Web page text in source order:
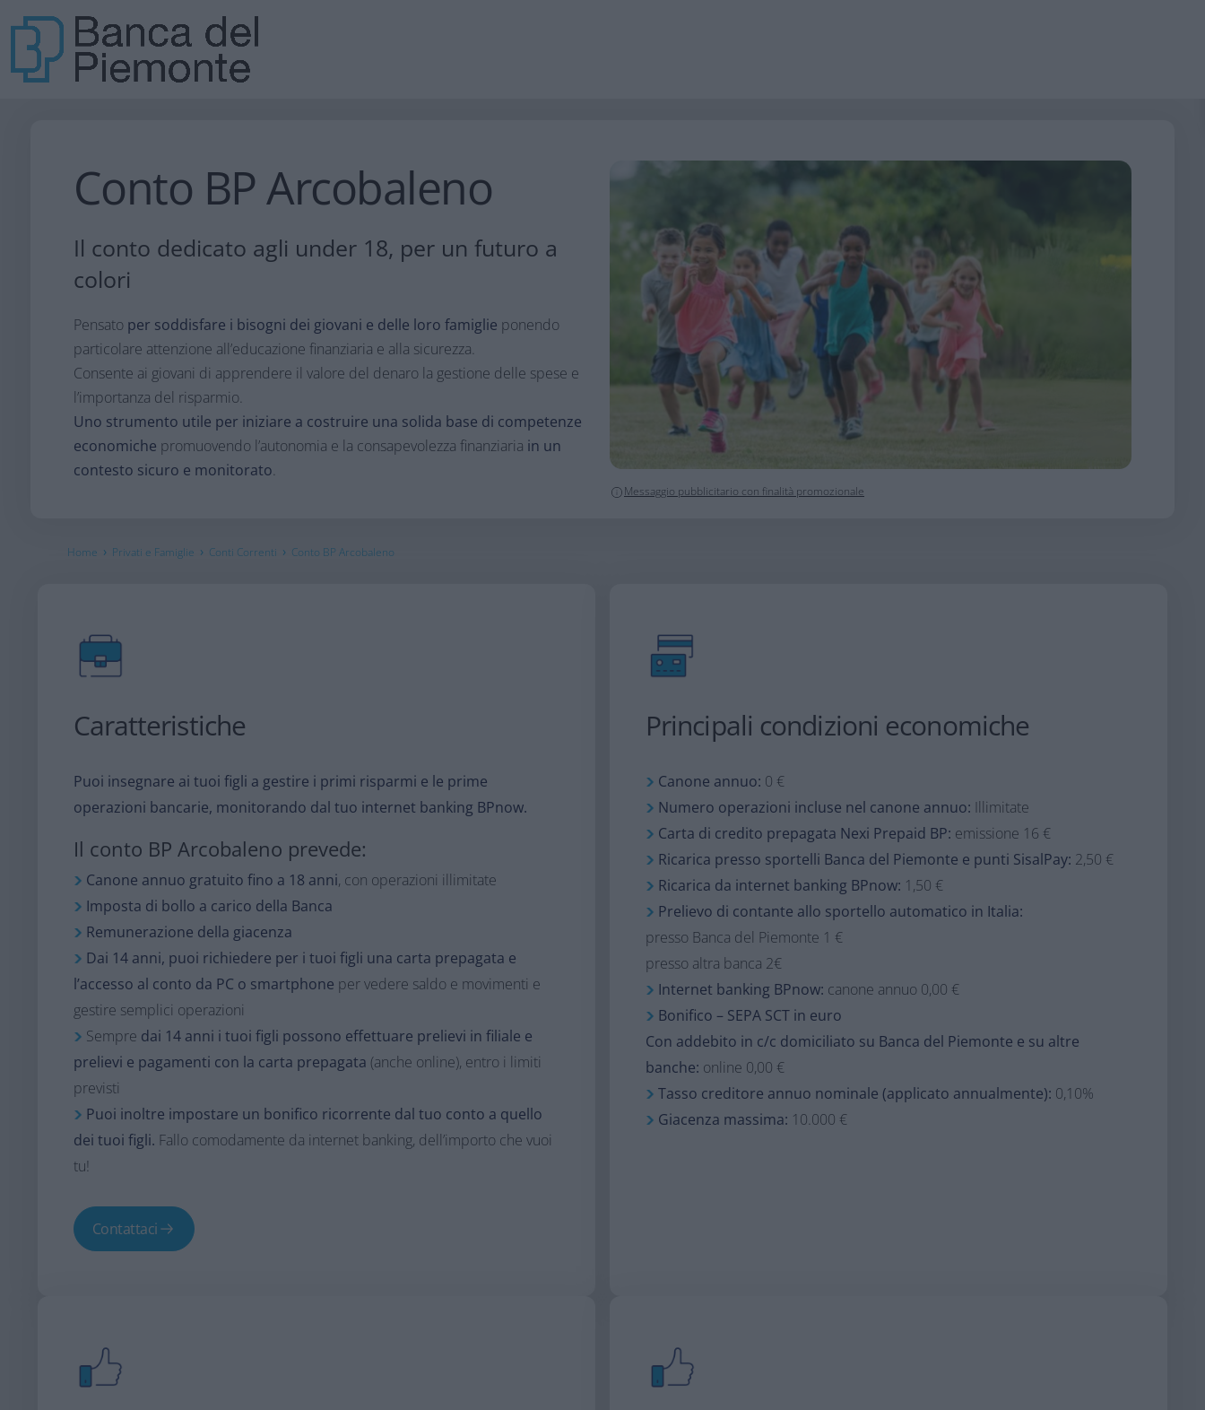
Conto BP Arcobaleno
Il conto dedicato agli under 18, per un futuro a
colori
Pensatoper soddisfare i bisogni dei giovani e delle loro famiglie ponendo
particolare attenzione all’educazione finanziaria e alla sicurezza.
Consente ai giovani di apprendere il valore del denaro la gestione delle spese e
l’importanza del risparmio.
Uno strumento utile per iniziare a costruire una solida base di competenze
economiche promuovendo l’autonomia e la consapevolezza finanziaria in un
contesto sicuro e monitorato.
Messaggio pubblicitario con finalità promozionale
Home › Privati e Famiglie › Conti Correnti › Conto BP Arcobaleno
Caratteristiche
Puoi insegnare ai tuoi figli a gestire i primi risparmi e le prime
operazioni bancarie, monitorando dal tuo internet banking BPnow.
Il conto BP Arcobaleno prevede:
Canone annuo gratuito fino a 18 anni, con operazioni illimitate
Imposta di bollo a carico della Banca
Remunerazione della giacenza
Dai 14 anni, puoi richiedere per i tuoi figli una carta prepagata e
l’accesso al conto da PC o smartphone per vedere saldo e movimenti e
gestire semplici operazioni
Sempre dai 14 anni i tuoi figli possono effettuare prelievi in filiale e
prelievi e pagamenti con la carta prepagata (anche online), entro i limiti
previsti
Puoi inoltre impostare un bonifico ricorrente dal tuo conto a quello
dei tuoi figli. Fallo comodamente da internet banking, dell’importo che vuoi
tu!
Contattaci
Principali condizioni economiche
Canone annuo: 0 €
Numero operazioni incluse nel canone annuo: Illimitate
Carta di credito prepagata Nexi Prepaid BP: emissione 16 €
Ricarica presso sportelli Banca del Piemonte e punti SisalPay: 2,50 €
Ricarica da internet banking BPnow: 1,50 €
Prelievo di contante allo sportello automatico in Italia:
presso Banca del Piemonte 1 €
presso altra banca 2€
Internet banking BPnow: canone annuo 0,00 €
Bonifico – SEPA SCT in euro
Con addebito in c/c domiciliato su Banca del Piemonte e su altre
banche: online 0,00 €
Tasso creditore annuo nominale (applicato annualmente): 0,10%
Giacenza massima: 10.000 €